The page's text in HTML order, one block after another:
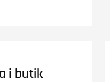
i butik